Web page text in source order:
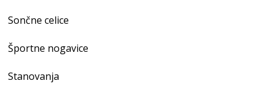
Sončne celice
Športne nogavice
Stanovanja